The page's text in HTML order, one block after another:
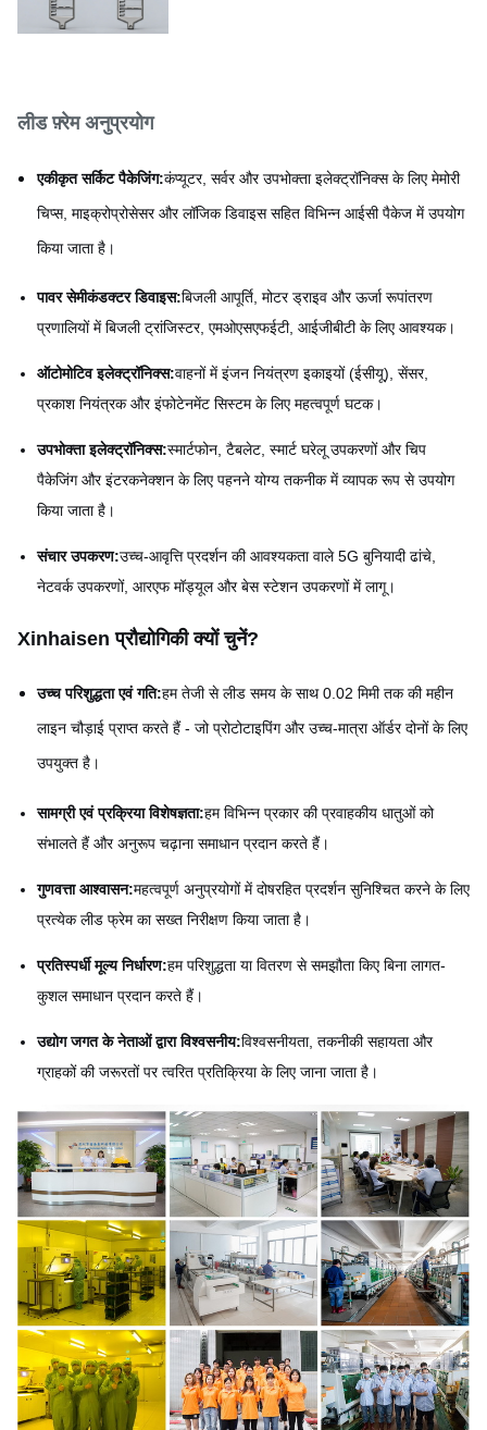
लीड फ़्रेम अनुप्रयोग
एकीकृत सर्किट पैकेजिंग:कंप्यूटर, सर्वर और उपभोक्ता इलेक्ट्रॉनिक्स के लिए मेमोरी
चिप्स, माइक्रोप्रोसेसर और लॉजिक डिवाइस सहित विभिन्न आईसी पैकेज में उपयोग
किया जाता है।
पावर सेमीकंडक्टर डिवाइस:बिजली आपूर्ति, मोटर ड्राइव और ऊर्जा रूपांतरण
प्रणालियों में बिजली ट्रांजिस्टर, एमओएसएफईटी, आईजीबीटी के लिए आवश्यक।
ऑटोमोटिव इलेक्ट्रॉनिक्स:वाहनों में इंजन नियंत्रण इकाइयों (ईसीयू), सेंसर,
प्रकाश नियंत्रक और इंफोटेनमेंट सिस्टम के लिए महत्वपूर्ण घटक।
उपभोक्ता इलेक्ट्रॉनिक्स:स्मार्टफोन, टैबलेट, स्मार्ट घरेलू उपकरणों और चिप
पैकेजिंग और इंटरकनेक्शन के लिए पहनने योग्य तकनीक में व्यापक रूप से उपयोग
किया जाता है।
संचार उपकरण:उच्च-आवृत्ति प्रदर्शन की आवश्यकता वाले 5G बुनियादी ढांचे,
नेटवर्क उपकरणों, आरएफ मॉड्यूल और बेस स्टेशन उपकरणों में लागू।
Xinhaisen प्रौद्योगिकी क्यों चुनें?
उच्च परिशुद्धता एवं गति:हम तेजी से लीड समय के साथ 0.02 मिमी तक की महीन
लाइन चौड़ाई प्राप्त करते हैं - जो प्रोटोटाइपिंग और उच्च-मात्रा ऑर्डर दोनों के लिए
उपयुक्त है।
सामग्री एवं प्रक्रिया विशेषज्ञता:हम विभिन्न प्रकार की प्रवाहकीय धातुओं को
संभालते हैं और अनुरूप चढ़ाना समाधान प्रदान करते हैं।
गुणवत्ता आश्वासन:महत्वपूर्ण अनुप्रयोगों में दोषरहित प्रदर्शन सुनिश्चित करने के लिए
प्रत्येक लीड फ्रेम का सख्त निरीक्षण किया जाता है।
प्रतिस्पर्धी मूल्य निर्धारण:हम परिशुद्धता या वितरण से समझौता किए बिना लागत-
कुशल समाधान प्रदान करते हैं।
उद्योग जगत के नेताओं द्वारा विश्वसनीय:विश्वसनीयता, तकनीकी सहायता और
ग्राहकों की जरूरतों पर त्वरित प्रतिक्रिया के लिए जाना जाता है।